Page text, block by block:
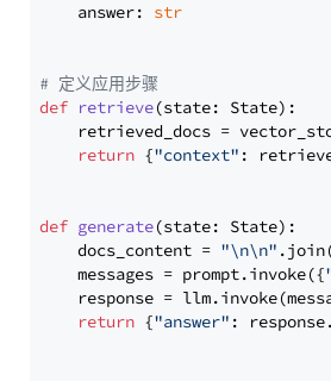
    answer:
str
# 定义应用步骤
def retrieve(state: State):
retrieved_docs =
return {"context" :
def generate(state: State):
    docs_content =
"\n\n"
    messages = prompt.invoke({
response =
return {"answer" :